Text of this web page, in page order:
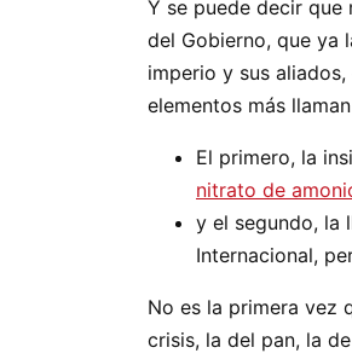
Y se puede decir
del Gobierno, que ya
imperio y sus
elementos más
El primero, la
nitrato de
y el segundo, la
Internacional,
No es la primera vez
crisis, la del pan, la